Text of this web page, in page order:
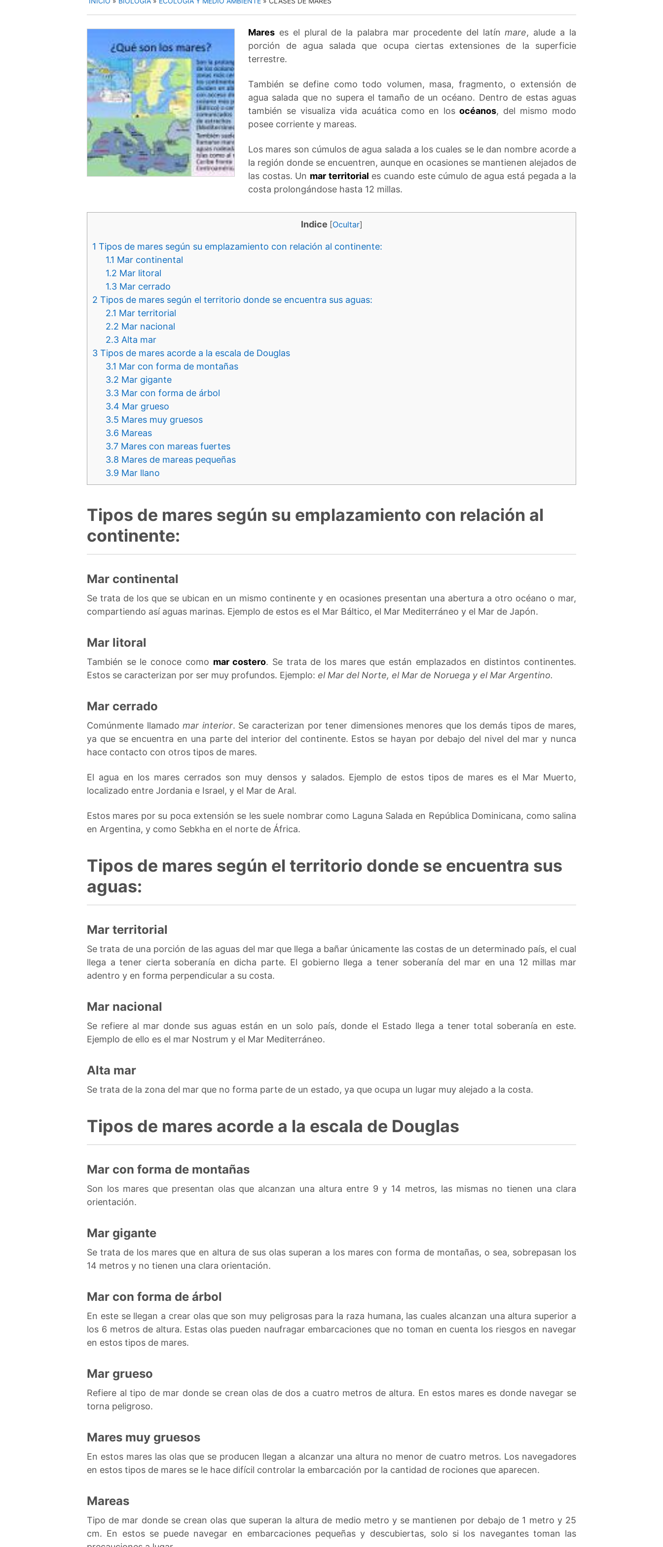
Mares es el plural de la palabra mar procedente del latínmare, alude a la
porción de agua salada que ocupa ciertas extensiones de la superficie
terrestre.
También se define como todo volumen, masa, fragmento, o extensión de
agua salada que no supera el tamaño de un océano. Dentro de estas aguas
también se visualiza vida acuática como en los océanos, del mismo modo
posee corriente y mareas.
Los mares son cúmulos de agua salada a los cuales se le dan nombre acorde a
la región donde se encuentren, aunque en ocasiones se mantienen alejados de
las costas. Un mar territorial es cuando este cúmulo de agua está pegada a la
costa prolongándose hasta 12 millas.
Indice [Ocultar]
1 Tipos de mares según su emplazamiento con relación al continente:
1.1 Mar continental
1.2 Mar litoral
1.3 Mar cerrado
2 Tipos de mares según el territorio donde se encuentra sus aguas:
2.1 Mar territorial
2.2 Mar nacional
2.3 Alta mar
3 Tipos de mares acorde a la escala de Douglas
3.1 Mar con forma de montañas
3.2 Mar gigante
3.3 Mar con forma de árbol
3.4 Mar grueso
3.5 Mares muy gruesos
3.6 Mareas
3.7 Mares con mareas fuertes
3.8 Mares de mareas pequeñas
3.9 Mar llano
Tipos de mares según su emplazamiento con relación al
continente:
Mar continental
Se trata de los que se ubican en un mismo continente y en ocasiones presentan una abertura a otro océano o mar,
compartiendo así aguas marinas. Ejemplo de estos es el Mar Báltico, el Mar Mediterráneo y el Mar de Japón.
Mar litoral
También se le conoce como mar costero. Se trata de los mares que están emplazados en distintos continentes.
Estos se caracterizan por ser muy profundos. Ejemplo: el Mar del Norte, el Mar de Noruega y el Mar Argentino.
Mar cerrado
Comúnmente llamadomar interior. Se caracterizan por tener dimensiones menores que los demás tipos de mares,
ya que se encuentra en una parte del interior del continente. Estos se hayan por debajo del nivel del mar y nunca
hace contacto con otros tipos de mares.
El agua en los mares cerrados son muy densos y salados. Ejemplo de estos tipos de mares es el Mar Muerto,
localizado entre Jordania e Israel, y el Mar de Aral.
Estos mares por su poca extensión se les suele nombrar como Laguna Salada en República Dominicana, como salina
en Argentina, y como Sebkha en el norte de África.
Tipos de mares según el territorio donde se encuentra sus
aguas:
Mar territorial
Se trata de una porción de las aguas del mar que llega a bañar únicamente las costas de un determinado país, el cual
llega a tener cierta soberanía en dicha parte. El gobierno llega a tener soberanía del mar en una 12 millas mar
adentro y en forma perpendicular a su costa.
Mar nacional
Se refiere al mar donde sus aguas están en un solo país, donde el Estado llega a tener total soberanía en este.
Ejemplo de ello es el mar Nostrum y el Mar Mediterráneo.
Alta mar
Se trata de la zona del mar que no forma parte de un estado, ya que ocupa un lugar muy alejado a la costa.
Tipos de mares acorde a la escala de Douglas
Mar con forma de montañas
Son los mares que presentan olas que alcanzan una altura entre 9 y 14 metros, las mismas no tienen una clara
orientación.
Mar gigante
Se trata de los mares que en altura de sus olas superan a los mares con forma de montañas, o sea, sobrepasan los
14 metros y no tienen una clara orientación.
Mar con forma de árbol
En este se llegan a crear olas que son muy peligrosas para la raza humana, las cuales alcanzan una altura superior a
los 6 metros de altura. Estas olas pueden naufragar embarcaciones que no toman en cuenta los riesgos en navegar
en estos tipos de mares.
Mar grueso
Refiere al tipo de mar donde se crean olas de dos a cuatro metros de altura. En estos mares es donde navegar se
torna peligroso.
Mares muy gruesos
En estos mares las olas que se producen llegan a alcanzar una altura no menor de cuatro metros. Los navegadores
en estos tipos de mares se le hace difícil controlar la embarcación por la cantidad de rociones que aparecen.
Mareas
Tipo de mar donde se crean olas que superan la altura de medio metro y se mantienen por debajo de 1 metro y 25
cm. En estos se puede navegar en embarcaciones pequeñas y descubiertas, solo si los navegantes toman las